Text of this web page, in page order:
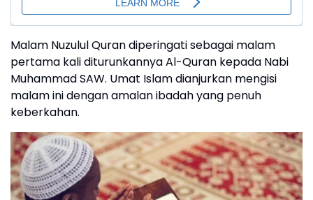
Malam Nuzulul Quran diperingati sebagai malam
pertama kali diturunkannya Al-Quran kepada Nabi
Muhammad SAW. Umat Islam dianjurkan mengisi
malam ini dengan amalan ibadah yang penuh
keberkahan.